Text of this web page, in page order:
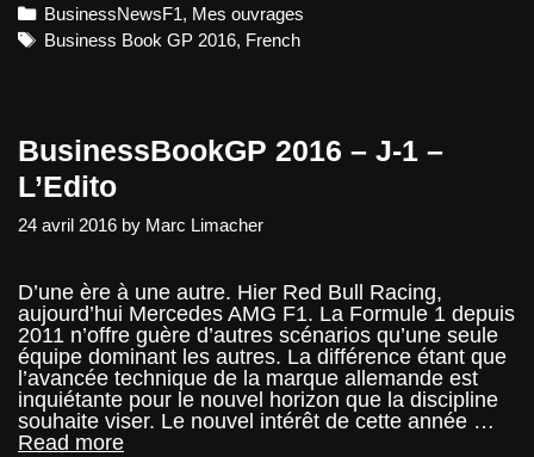
Categories
BusinessNewsF1, Mes ouvrages
Tags
Business Book GP 2016, French
BusinessBookGP 2016 – J-1 –
L’Edito
24 avril 2016 by Marc Limacher
D’une ère à une autre. Hier Red Bull Racing,
aujourd’hui Mercedes AMG F1. La Formule 1 depuis
2011 n’offre guère d’autres scénarios qu’une seule
équipe dominant les autres. La différence étant que
l’avancée technique de la marque allemande est
inquiétante pour le nouvel horizon que la discipline
souhaite viser. Le nouvel intérêt de cette année …
Read moreBusinessBookGP